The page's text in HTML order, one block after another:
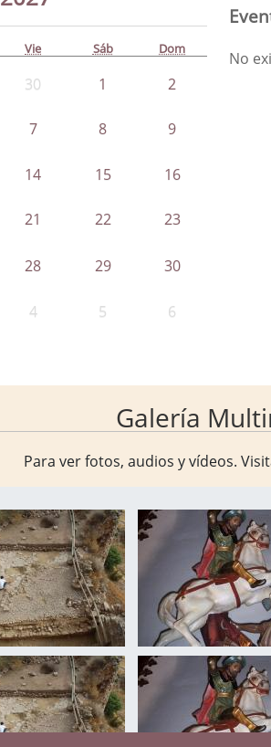
Vie Sáb Dom
30 1 2
7 8 9
14 15 16
21 22 23
28 29 30
4 5 6
No
Galería
Para ver fotos, audios y vídeos.